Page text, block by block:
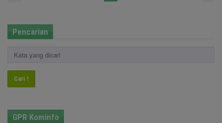
Pencarian
Cari !
GPR Kominfo